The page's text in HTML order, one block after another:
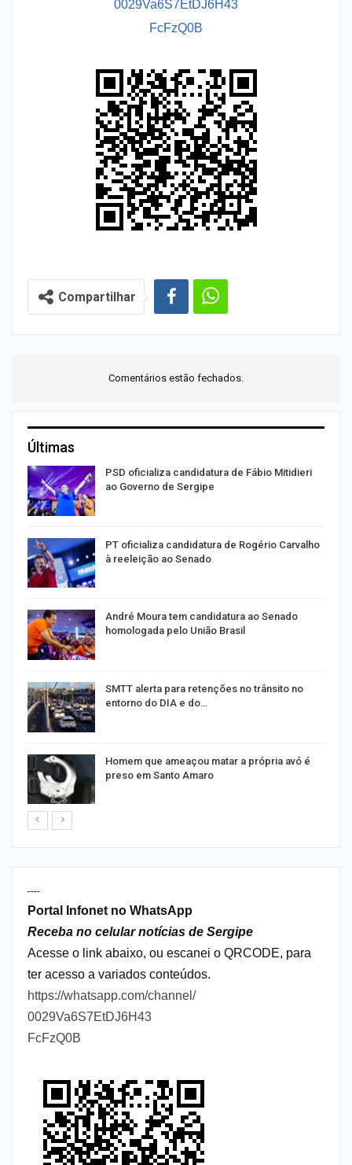
0029Va6S7EtDJ6H43
FcFzQ0B
Compartilhar
Comentários estão fechados.
Últimas
PSD oficializa candidatura de Fábio Mitidieri
ao Governo de Sergipe
PT oficializa candidatura de Rogério Carvalho
à reeleição ao Senado
André Moura tem candidatura ao Senado
homologada pelo União Brasil
SMTT alerta para retenções no trânsito no
entorno do DIA e do…
Homem que ameaçou matar a própria avó é
preso em Santo Amaro
----
Portal Infonet no WhatsApp
Receba no celular notícias de Sergipe
Acesse o link abaixo, ou escanei o QRCODE, para
ter acesso a variados conteúdos.
https://whatsapp.com/channel/
0029Va6S7EtDJ6H43
FcFzQ0B